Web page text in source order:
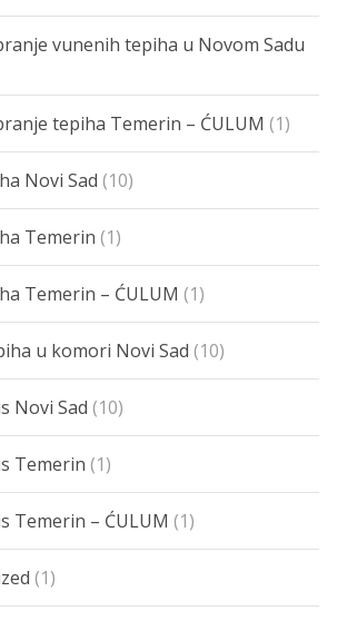
vunenih tepiha u Novom Sadu
tepiha Temerin – ĆULUM (1)
Novi Sad (10)
Temerin (1)
Temerin – ĆULUM (1)
u komori Novi Sad (10)
Novi Sad (10)
Temerin (1)
Temerin – ĆULUM (1)
(1)